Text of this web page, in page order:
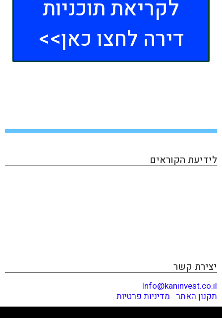
לקריאת תוכניות
דירה לחצו כאן>>
לידיעת הקוראים
יצירת קשר
Info@kaninvest.co.il
תקנון האתר מדיניות פרטיות